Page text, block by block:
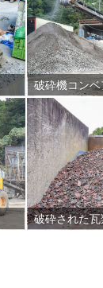
破砕機コン
破砕された